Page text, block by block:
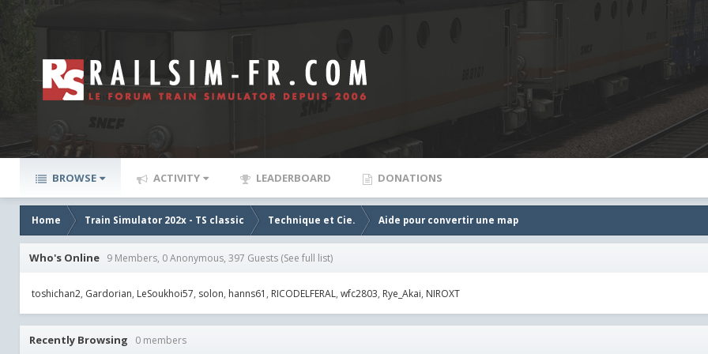
BROWSE ACTIVITY LEADERBOARD DONATIONS
Home Train Simulator 202x - TS classic Technique et Cie. Aide pour convertir une map
Who's Online 9 Members, 0 Anonymous, 397 Guests (See full list)
toshichan2 Gardorian LeSoukhoi57 solon hanns61 RICODELFERAL wfc2803 Rye_Akai NIROXT
Recently Browsing 0 members